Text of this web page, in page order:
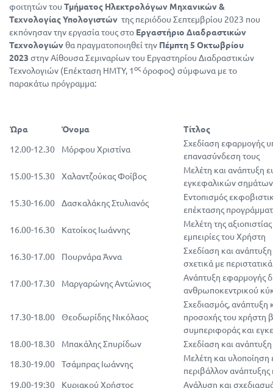
φοιτητών του Τμήματος Ηλεκτρολόγων Μηχανικών &
Τεχνολογίας Υπολογιστών της περιόδου Σεπτεμβρίου 2023 που
εκπόνησαν την εργασία τους στο Εργαστήριο Διαδραστικών
Τεχνολογιώνθα πραγματοποιηθεί την Πέμπτη 5 Οκτωβρίου
2023 στην Αίθουσα Σεμιναρίων του Εργαστηρίου Διαδραστικών
Τεχνολογιών (Επέκταση ΗΜΤΥ, 1οςόροφος) σύμφωνα με το
παρακάτω πρόγραμμα:
Ώρα Όνομα
Τίτλος
12.00-12.30
Μόρφου Χριστίνα
Σχεδίαση εφαρμογής
επανασύνδεση τους
15.00-15.30
Χαλαντζούκας Φοίβος
Μελέτη και ανάπτυξη
εγκεφαλικών σημάτων
15.30-16.00
Δασκαλάκης Στυλιανός
Εντοπισμός
επέκτασης
16.00-16.30
Κατοίκος Ιωάννης
Μελέτη της
εμπειρίες του Χρήστη
16.30-17.00
Πουρνάρα Άννα
Σχεδίαση και
σχετικά με
17.00-17.30
Μαργαρώνης Αντώνιος
Ανάπτυξη εφαρμογής
ανθρωποκεντρικού
17.30-18.00 Θεοδωρίδης Νικόλαος
Σχεδιασμός, ανάπτυξη
προσοχής του χρήστη
συμπεριφοράς και
18.00-18.30
Μπακάλης Σπυρίδων
Σχεδίαση και
18.30-19.00
Τσάμπρας Ιωάννης
Μελέτη και
περιβάλλον
19.00-19:30
Κυριακού Χρήστος Ανάλυση και